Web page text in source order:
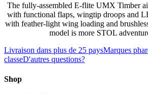
The fully-assembled E-flite UMX Timber
with functional flaps, wingtip droops and
with feather-light wing loading and
model is more STOL
Livraison dans plus de 25 paysMarques
classeD'autres questions?
Shop